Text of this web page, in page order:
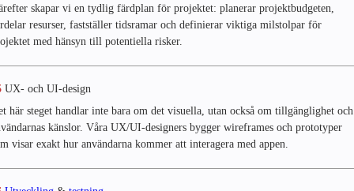
skapar vi en tydlig färdplan för projektet: planerar projektbudgeten,
resurser, fastställer tidsramar och definierar viktiga milstolpar för
med hänsyn till potentiella risker.
UX- och UI-design
här steget handlar inte bara om det visuella, utan också om tillgänglighet och
känslor. Våra UX/UI-designers bygger wireframes och prototyper
visar exakt hur användarna kommer att interagera med appen.